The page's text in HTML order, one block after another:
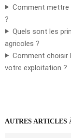
Comment mettre
?
Quels sont les
agricoles ?
Comment choisir
votre exploitation ?
AUTRES ARTICLES